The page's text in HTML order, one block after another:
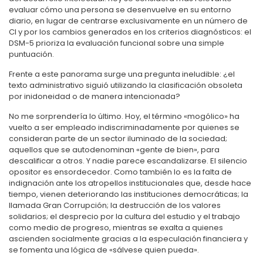
evaluar cómo una persona se desenvuelve en su entorno
diario, en lugar de centrarse exclusivamente en un número de
CI y por los cambios generados en los criterios diagnósticos: el
DSM-5 prioriza la evaluación funcional sobre una simple
puntuación.
Frente a este panorama surge una pregunta ineludible: ¿el
texto administrativo siguió utilizando la clasificación obsoleta
por inidoneidad o de manera intencionada?
No me sorprendería lo último. Hoy, el término «mogólico» ha
vuelto a ser empleado indiscriminadamente por quienes se
consideran parte de un sector iluminado de la sociedad;
aquellos que se autodenominan «gente de bien», para
descalificar a otros. Y nadie parece escandalizarse. El silencio
opositor es ensordecedor. Como también lo es la falta de
indignación ante los atropellos institucionales que, desde hace
tiempo, vienen deteriorando las instituciones democráticas; la
llamada Gran Corrupción; la destrucción de los valores
solidarios; el desprecio por la cultura del estudio y el trabajo
como medio de progreso, mientras se exalta a quienes
ascienden socialmente gracias a la especulación financiera y
se fomenta una lógica de «sálvese quien pueda».